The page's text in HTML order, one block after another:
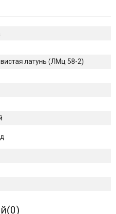
латунь (ЛМц 58-2)
0)